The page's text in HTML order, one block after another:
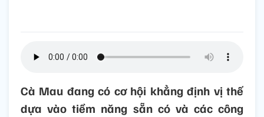
Cà Mau đang có cơ hội khẳng định vị thế
dựa vào tiềm năng sẵn có và các công